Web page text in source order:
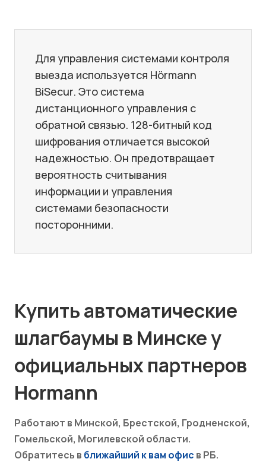
Для управления системами контроля
выезда используется Hörmann
BiSecur. Это система
дистанционного управления с
обратной связью. 128-битный код
шифрования отличается высокой
надежностью. Он предотвращает
вероятность считывания
информации и управления
системами безопасности
посторонними.
Купить автоматические
шлагбаумы в Минске у
официальных партнеров
Hormann
Работают в Минской, Брестской, Гродненской,
Гомельской, Могилевской области.
Обратитесь в ближайший к вам офис в РБ.